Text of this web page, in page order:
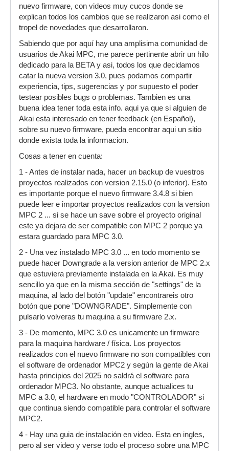
nuevo firmware, con videos muy cucos donde se
explican todos los cambios que se realizaron asi como el
tropel de novedades que desarrollaron.
Sabiendo que por aquí hay una amplisima comunidad de
usuarios de Akai MPC, me parece pertinente abrir un hilo
dedicado para la BETA y asi, todos los que decidamos
catar la nueva version 3.0, pues podamos compartir
experiencia, tips, sugerencias y por supuesto el poder
testear posibles bugs o problemas. Tambien es una
buena idea tener toda esta info. aqui ya que si alguien de
Akai esta interesado en tener feedback (en Español),
sobre su nuevo firmware, pueda encontrar aqui un sitio
donde exista toda la informacion.
Cosas a tener en cuenta:
1 - Antes de instalar nada, hacer un backup de vuestros
proyectos realizados con version 2.15.0 (o inferior). Esto
es importante porque el nuevo firmware 3.4.8 si bien
puede leer e importar proyectos realizados con la version
MPC 2 ... si se hace un save sobre el proyecto original
este ya dejara de ser compatible con MPC 2 porque ya
estara guardado para MPC 3.0.
2 - Una vez instalado MPC 3.0 ... en todo momento se
puede hacer Downgrade a la version anterior de MPC 2.x
que estuviera previamente instalada en la Akai. Es muy
sencillo ya que en la misma sección de "settings" de la
maquina, al lado del botón "update" encontrareis otro
botón que pone "DOWNGRADE". Simplemente con
pulsarlo volveras tu maquina a su firmware 2.x.
3 - De momento, MPC 3.0 es unicamente un firmware
para la maquina hardware / física. Los proyectos
realizados con el nuevo firmware no son compatibles con
el software de ordenador MPC2 y según la gente de Akai
hasta principios del 2025 no saldrá el software para
ordenador MPC3. No obstante, aunque actualices tu
MPC a 3.0, el hardware en modo "CONTROLADOR" si
que continua siendo compatible para controlar el software
MPC2.
4 - Hay una guia de instalación en video. Esta en ingles,
pero al ser video y verse todo el proceso sobre una MPC